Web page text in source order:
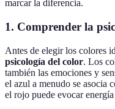
marcar la diferencia.
1. Comprender la
Antes de elegir los colores
psicología del color. Los
también las emociones y
el azul a menudo se asocia
el rojo puede evocar